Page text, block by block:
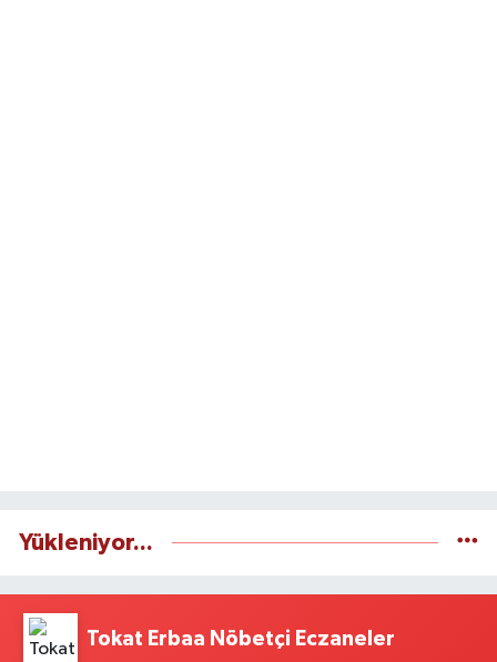
Yükleniyor...
Tokat Erbaa Nöbetçi Eczaneler